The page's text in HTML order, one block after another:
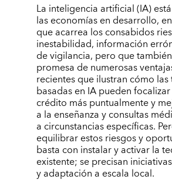
La inteligencia artificial (IA)
las economías en desarrollo,
que acarrea los consabidos
inestabilidad, información
de vigilancia, pero que
promesa de numerosas
recientes que ilustran cómo
basadas en IA pueden
crédito más puntualmente y
a la enseñanza y consultas
a circunstancias específicas.
equilibrar estos riesgos y
basta con instalar y activar la
existente; se precisan
y adaptación a escala local.